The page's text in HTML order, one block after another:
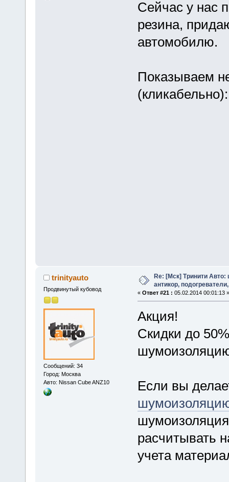
Сейчас у нас
резина,
автомобилю.
Показываем
(кликабельно):
trinityauto
Продвинутый кубовод
Сообщений: 34
Город: Москва
Авто: Nissan Cube ANZ10
Re: [Мск] Тринити Авто:
антикор,
« Ответ #21 : 05.02.2014 00:01:13 »
Акция!
Скидки до
Если вы
расчитывать
учета